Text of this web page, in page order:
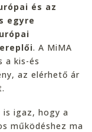
és az
egyre
. A MiMA
a kis-és
az elérhető ár
igaz, hogy a
működéshez ma